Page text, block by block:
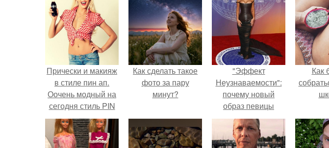
Прически и макияж
в стиле пин ап.
Оочень модный на
сегодня стиль PIN
UP.
Как сделать такое
фото за пару
минут?
"Эффект
Неузнаваемости":
почему новый
образ певицы
вызвал споры о
гранях
возможного?
Как